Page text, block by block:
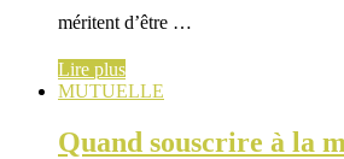
méritent d’être …
Lire plus
MUTUELLE
Quand souscrire à la